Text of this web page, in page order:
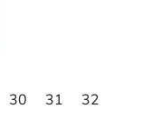
30 31 32